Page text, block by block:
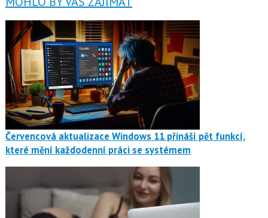
Červencová aktualizace Windows 11 přináší pět funkcí,
které mění každodenní práci se systémem